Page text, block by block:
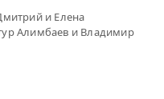
и Елена
Алимбаев и Владимир